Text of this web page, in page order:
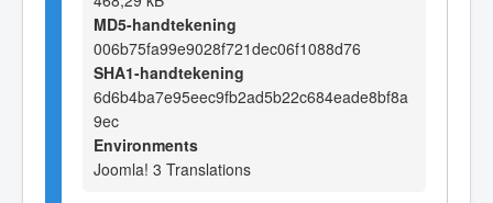
MD5-handtekening
006b75fa99e9028f721dec06f1088d76
SHA1-handtekening
6d6b4ba7e95eec9fb2ad5b22c684eade8bf8a
9ec
Environments
Joomla! 3 Translations